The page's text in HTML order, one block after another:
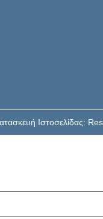
Ιστοσελίδας: